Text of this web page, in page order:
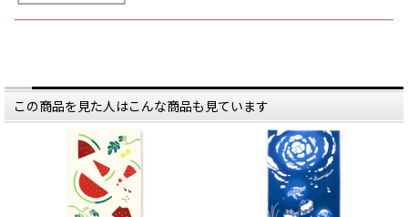
この商品を見た人はこんな商品も見ています